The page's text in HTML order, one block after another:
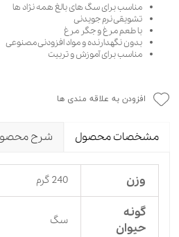
مناسب برای سگ های بالغ همه نژاد ها
تشویقی نرم جویدنی
با طعم مرغ و جگر مرغ
بدون نگهدارنده و مواد افزودنی مصنوعی
مناسب برای آموزش و تربیت
افزودن به علاقه مندی ها
مشخصات محصول شرح
وزن 240 گرم
گونه
حیوان
سگ